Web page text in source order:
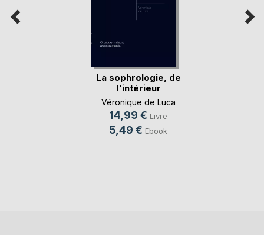
La sophrologie, de
l'intérieur
Véronique de Luca
14,99 € Livre
5,49 € Ebook